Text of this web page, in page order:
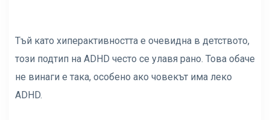
Тъй като хиперактивността е очевидна в детството,
този подтип на ADHD често се улавя рано. Това обаче
не винаги е така, особено ако човекът има леко
ADHD.